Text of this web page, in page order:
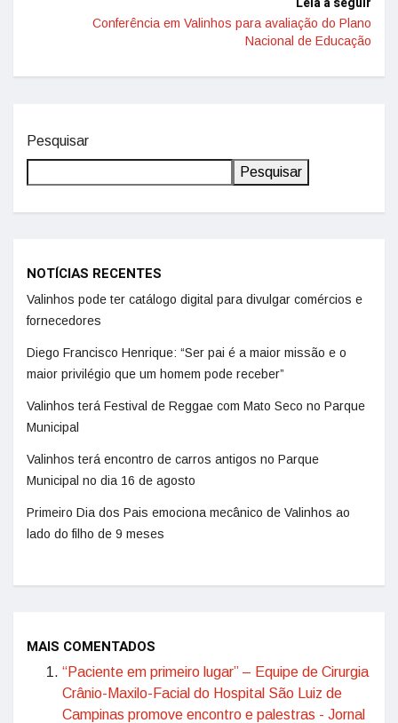
Conferência em Valinhos para avaliação do Plano
Nacional de Educação
Pesquisar
Pesquisar
NOTÍCIAS RECENTES
Valinhos pode ter catálogo digital para divulgar comércios e
fornecedores
Diego Francisco Henrique: “Ser pai é a maior missão e o
maior privilégio que um homem pode receber”
Valinhos terá Festival de Reggae com Mato Seco no Parque
Municipal
Valinhos terá encontro de carros antigos no Parque
Municipal no dia 16 de agosto
Primeiro Dia dos Pais emociona mecânico de Valinhos ao
lado do filho de 9 meses
MAIS COMENTADOS
“Paciente em primeiro lugar” – Equipe de Cirurgia
Crânio-Maxilo-Facial do Hospital São Luiz de
Campinas promove encontro e palestras - Jornal